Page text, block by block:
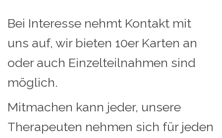
Bei Interesse nehmt Kontakt mit
uns auf, wir bieten 10er Karten an
oder auch Einzelteilnahmen sind
möglich.
Mitmachen kann jeder, unsere
Therapeuten nehmen sich für jeden